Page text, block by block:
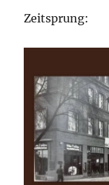
Zeitsprung: